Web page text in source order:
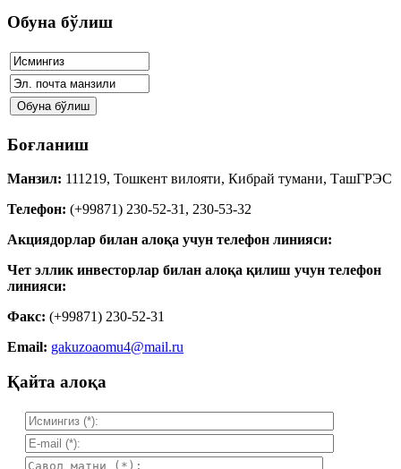
Обуна бўлиш
Боғланиш
Манзил: 111219, Тошкент вилояти, Кибрай тумани, ТашГРЭС
Телефон: (+99871) 230-52-31, 230-53-32
Акциядорлар билан алоқа учун телефон линияси:
Чет эллик инвесторлар билан алоқа қилиш учун телефон
линияси:
Факс: (+99871) 230-52-31
Email: gakuzoaomu4@mail.ru
Қайта алоқа